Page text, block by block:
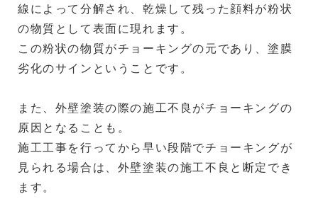
線によって分解され、乾燥して残った顔料が粉状
の物質として表面に現れます。
この粉状の物質がチョーキングの元であり、塗膜
劣化のサインということです。
また、外壁塗装の際の施工不良がチョーキングの
原因となることも。
施工工事を行ってから早い段階でチョーキングが
見られる場合は、外壁塗装の施工不良と断定でき
ます。